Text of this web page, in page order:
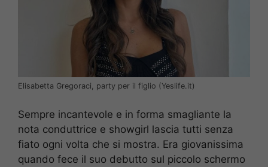
Elisabetta Gregoraci, party per il figlio (Yeslife.it)
Sempre incantevole e in forma smagliante la
nota conduttrice e showgirl lascia tutti senza
fiato ogni volta che si mostra. Era giovanissima
quando fece il suo debutto sul piccolo schermo